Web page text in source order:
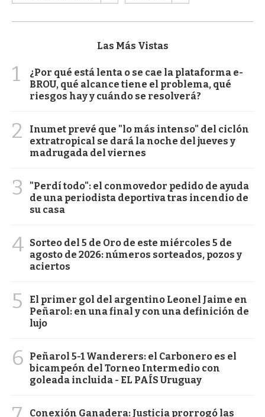
Las Más Vistas
1
¿Por qué está lenta o se cae la plataforma e-
BROU, qué alcance tiene el problema, qué
riesgos hay y cuándo se resolverá?
2
Inumet prevé que "lo más intenso" del ciclón
extratropical se dará la noche del jueves y
madrugada del viernes
3
"Perdí todo": el conmovedor pedido de ayuda
de una periodista deportiva tras incendio de
su casa
4 Sorteo del 5 de Oro de este miércoles 5 de
agosto de 2026: números sorteados, pozos y
aciertos
5
El primer gol del argentino Leonel Jaime en
Peñarol: en una final y con una definición de
lujo
6
Peñarol 5-1 Wanderers: el Carbonero es el
bicampeón del Torneo Intermedio con
goleada incluida - EL PAÍS Uruguay
Conexión Ganadera: Justicia prorrogó las